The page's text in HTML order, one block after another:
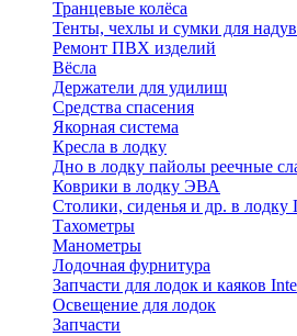
Транцевые колёса
Тенты, чехлы и сумки для
Ремонт ПВХ изделий
Вёсла
Держатели для удилищ
Средства спасения
Якорная система
Кресла в лодку
Дно в лодку пайолы реечные
Коврики в лодку ЭВА
Столики, сиденья и др. в
Тахометры
Манометры
Лодочная фурнитура
Запчасти для лодок и каяков
Освещение для лодок
Запчасти